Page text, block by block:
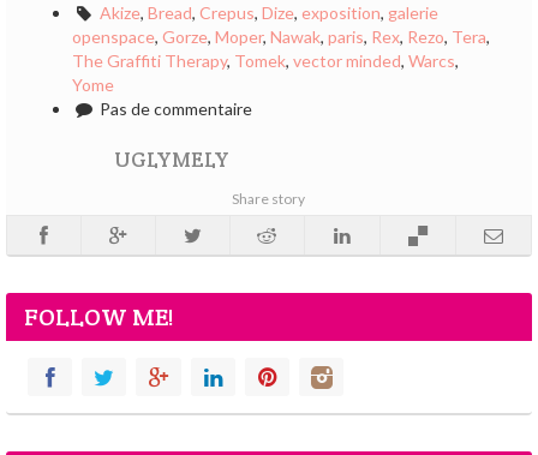
Akize, Bread, Crepus, Dize, exposition, galerie
openspace, Gorze, Moper, Nawak, paris, Rex, Rezo, Tera,
The Graffiti Therapy, Tomek, vector minded, Warcs,
Yome
Pas de commentaire
UGLYMELY
Share story
FOLLOW ME!